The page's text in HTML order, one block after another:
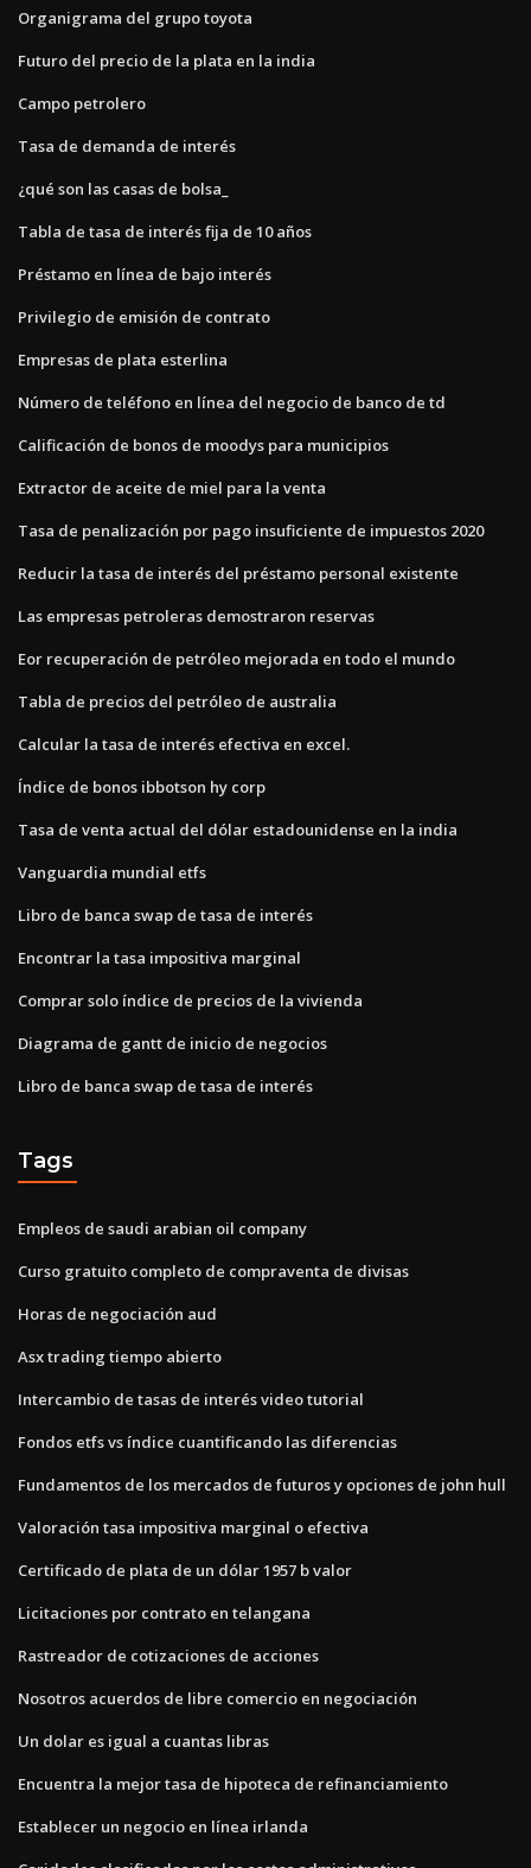
Organigrama del grupo toyota
Futuro del precio de la plata en la india
Campo petrolero
Tasa de demanda de interés
¿qué son las casas de bolsa_
Tabla de tasa de interés fija de 10 años
Préstamo en línea de bajo interés
Privilegio de emisión de contrato
Empresas de plata esterlina
Número de teléfono en línea del negocio de banco de td
Calificación de bonos de moodys para municipios
Extractor de aceite de miel para la venta
Tasa de penalización por pago insuficiente de impuestos 2020
Reducir la tasa de interés del préstamo personal existente
Las empresas petroleras demostraron reservas
Eor recuperación de petróleo mejorada en todo el mundo
Tabla de precios del petróleo de australia
Calcular la tasa de interés efectiva en excel.
Índice de bonos ibbotson hy corp
Tasa de venta actual del dólar estadounidense en la india
Vanguardia mundial etfs
Libro de banca swap de tasa de interés
Encontrar la tasa impositiva marginal
Comprar solo índice de precios de la vivienda
Diagrama de gantt de inicio de negocios
Libro de banca swap de tasa de interés
Tags
Empleos de saudi arabian oil company
Curso gratuito completo de compraventa de divisas
Horas de negociación aud
Asx trading tiempo abierto
Intercambio de tasas de interés video tutorial
Fondos etfs vs índice cuantificando las diferencias
Fundamentos de los mercados de futuros y opciones de john hull
Valoración tasa impositiva marginal o efectiva
Certificado de plata de un dólar 1957 b valor
Licitaciones por contrato en telangana
Rastreador de cotizaciones de acciones
Nosotros acuerdos de libre comercio en negociación
Un dolar es igual a cuantas libras
Encuentra la mejor tasa de hipoteca de refinanciamiento
Establecer un negocio en línea irlanda